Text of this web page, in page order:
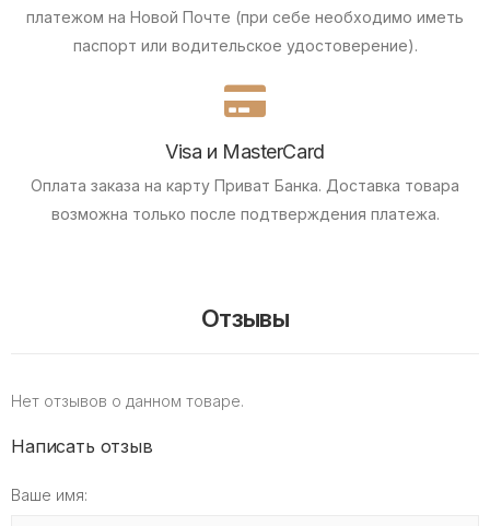
платежом на Новой Почте (при себе необходимо иметь
паспорт или водительское удостоверение).
Visa и MasterCard
Оплата заказа на карту Приват Банка. Доставка товара
возможна только после подтверждения платежа.
Отзывы
Нет отзывов о данном товаре.
Написать отзыв
Ваше имя: